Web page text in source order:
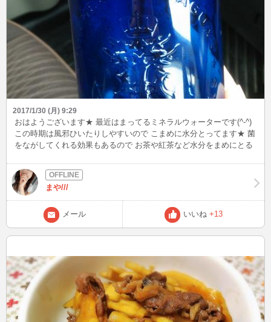
2017/1/30 (月) 9:29
おはようございます★ 最近はまってるミネラルウォーターです(^-^)
この時期は風邪ひいたりしやすいので こまめに水分とってます★ 菌
をながしてくれる効果もあるので お茶や紅茶など水分をまめにとる
さいねっ（*´・з・`*)ﾁｭｯ♪
まや///
メール いいね +13